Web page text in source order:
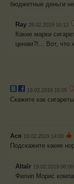
бюджетные деньги
Ray 28.02.2019 10:12
Какие марки
ценам?!... Вот, что
19.02.2019 15:05
Скажите как
Ася 10.02.2019 14:00
Подскажите какие
Altaïr 19.02.2019 08:00
Филип Морис